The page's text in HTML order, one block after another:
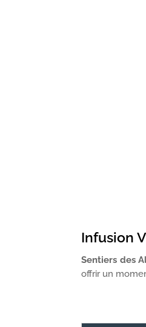
Infusion
Sentiers des
offrir un